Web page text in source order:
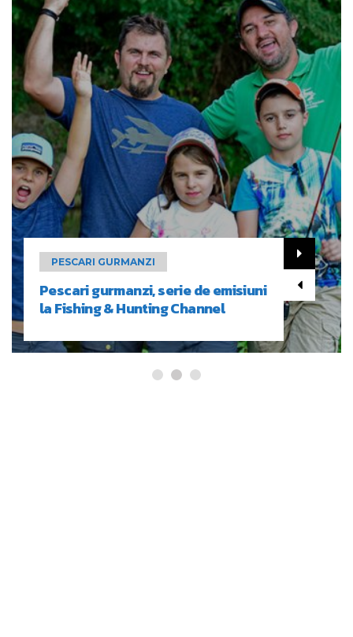
PESCARI GURMANZI
Pescari gurmanzi, serie de emisiuni
la Fishing & Hunting Channel